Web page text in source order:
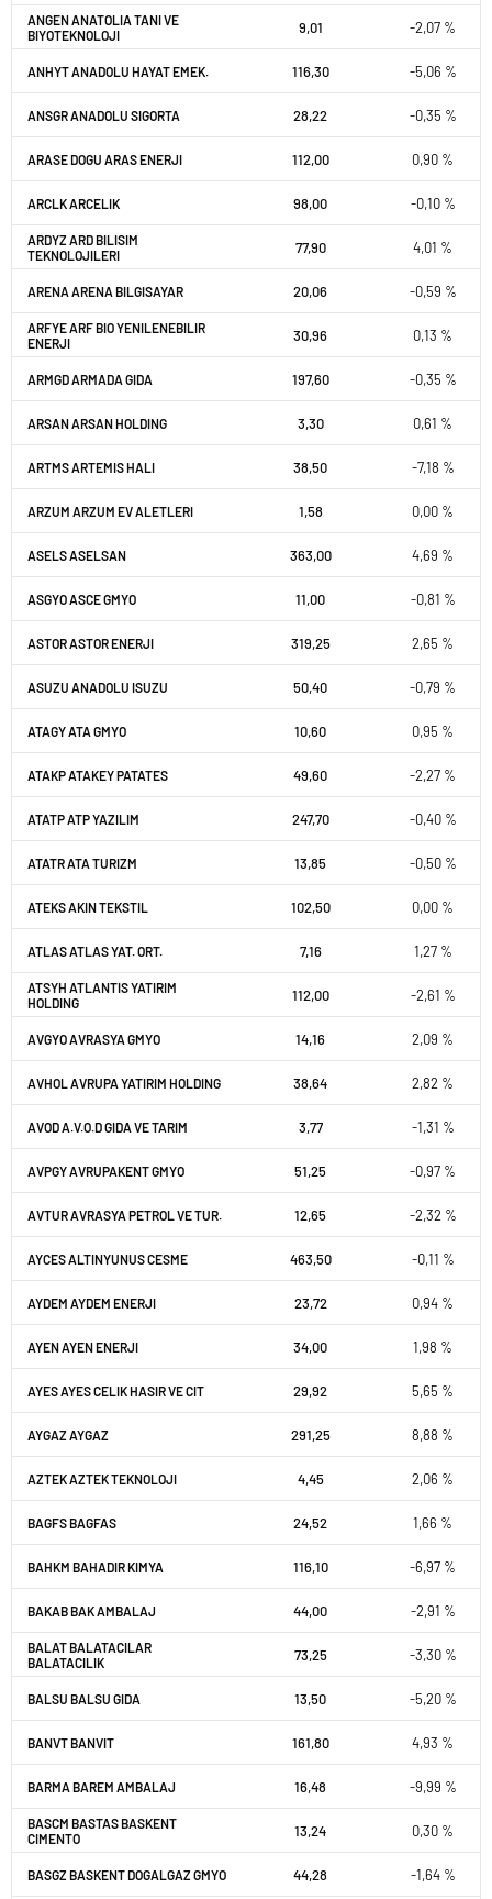
ANGEN ANATOLIA TANI VE
BIYOTEKNOLOJI
9,01 -2,07 %
ANHYT ANADOLU HAYAT EMEK. 116,30 -5,06 %
ANSGR ANADOLU SIGORTA 28,22 -0,35 %
ARASE DOGU ARAS ENERJI 112,00 0,90 %
ARCLK ARCELIK 98,00 -0,10 %
ARDYZ ARD BILISIM
TEKNOLOJILERI
77,90 4,01 %
ARENA ARENA BILGISAYAR 20,06 -0,59 %
ARFYE ARF BIO YENILENEBILIR
ENERJI
30,96 0,13 %
ARMGD ARMADA GIDA 197,60 -0,35 %
ARSAN ARSAN HOLDING 3,30 0,61 %
ARTMS ARTEMIS HALI 38,50 -7,18 %
ARZUM ARZUM EV ALETLERI 1,58 0,00 %
ASELS ASELSAN 363,00 4,69 %
ASGYO ASCE GMYO 11,00 -0,81 %
ASTOR ASTOR ENERJI 319,25 2,65 %
ASUZU ANADOLU ISUZU 50,40 -0,79 %
ATAGY ATA GMYO 10,60 0,95 %
ATAKP ATAKEY PATATES 49,60 -2,27 %
ATATP ATP YAZILIM 247,70 -0,40 %
ATATR ATA TURIZM 13,85 -0,50 %
ATEKS AKIN TEKSTIL 102,50 0,00 %
ATLAS ATLAS YAT. ORT. 7,16 1,27 %
ATSYH ATLANTIS YATIRIM
HOLDING
112,00 -2,61 %
AVGYO AVRASYA GMYO 14,16 2,09 %
AVHOL AVRUPA YATIRIM HOLDING 38,64 2,82 %
AVOD A.V.O.D GIDA VE TARIM 3,77 -1,31 %
AVPGY AVRUPAKENT GMYO 51,25 -0,97 %
AVTUR AVRASYA PETROL VE TUR. 12,65 -2,32 %
AYCES ALTINYUNUS CESME 463,50 -0,11 %
AYDEM AYDEM ENERJI 23,72 0,94 %
AYEN AYEN ENERJI 34,00 1,98 %
AYES AYES CELIK HASIR VE CIT 29,92 5,65 %
AYGAZ AYGAZ 291,25 8,88 %
AZTEK AZTEK TEKNOLOJI 4,45 2,06 %
BAGFS BAGFAS 24,52 1,66 %
BAHKM BAHADIR KIMYA 116,10 -6,97 %
BAKAB BAK AMBALAJ 44,00 -2,91 %
BALAT BALATACILAR
BALATACILIK
73,25 -3,30 %
BALSU BALSU GIDA 13,50 -5,20 %
BANVT BANVIT 161,80 4,93 %
BARMA BAREM AMBALAJ 16,48 -9,99 %
BASCM BASTAS BASKENT
CIMENTO
13,24 0,30 %
BASGZ BASKENT DOGALGAZ GMYO 44,28 -1,64 %